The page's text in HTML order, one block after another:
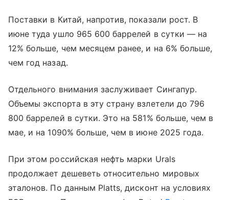
Поставки в Китай, напротив, показали рост. В
июне туда ушло 965 600 баррелей в сутки — на
12% больше, чем месяцем ранее, и на 6% больше,
чем год назад.
Отдельного внимания заслуживает Сингапур.
Объемы экспорта в эту страну взлетели до 796
800 баррелей в сутки. Это на 581% больше, чем в
мае, и на 1090% больше, чем в июне 2025 года.
При этом российская нефть марки Urals
продолжает дешеветь относительно мировых
эталонов. По данным Platts, дисконт на условиях